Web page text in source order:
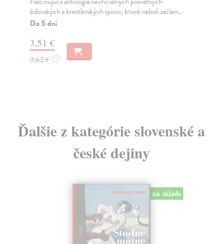
židovských a kresťanských spisov, ktoré neboli začlen...
Do 5 dní
3,51 €
3,62 € ?
Ďalšie z kategórie slovenské a
české dejiny
na sklade